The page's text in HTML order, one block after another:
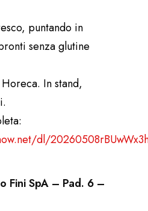
puntando in
senza glutine
In stand,
dl/
Fini SpA – Pad. 6 –